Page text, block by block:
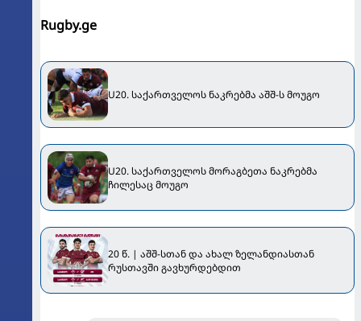
Rugby.ge
U20. საქართველოს ნაკრებმა აშშ-ს მოუგო
U20. საქართველოს მორაგბეთა ნაკრებმა
ჩილესაც მოუგო
20 წ. | აშშ-სთან და ახალ ზელანდიასთან
რუსთავში გავხურდებდით